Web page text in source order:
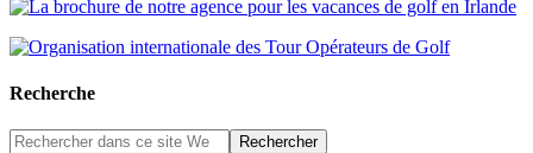
Recherche